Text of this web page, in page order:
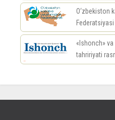
O‘zbekiston
Federatsiyasi
«Ishonch»
tahririyati